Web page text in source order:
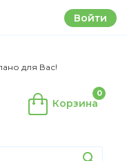
Войти
для Вас!
Корзина
0